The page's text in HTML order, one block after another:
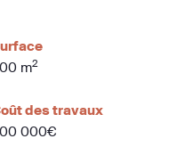
m2
des travaux
000€